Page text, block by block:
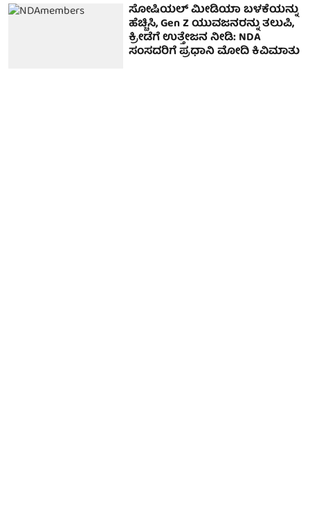
ಸೋಷಿಯಲ್ ಮೀಡಿಯಾ ಬಳಕೆಯನ್ನು
ಹೆಚ್ಚಿಸಿ, Gen Z ಯುವಜನರನ್ನು ತಲುಪಿ,
ಕ್ರೀಡೆಗೆ ಉತ್ತೇಜನ ನೀಡಿ: NDA
ಸಂಸದರಿಗೆ ಪ್ರಧಾನಿ ಮೋದಿ ಕಿವಿಮಾತು